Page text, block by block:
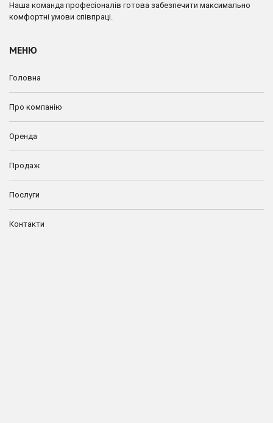
Наша команда професіоналів готова забезпечити максимально
комфортні умови співпраці.
МЕНЮ
Головна
Про компанію
Оренда
Продаж
Послуги
Контакти